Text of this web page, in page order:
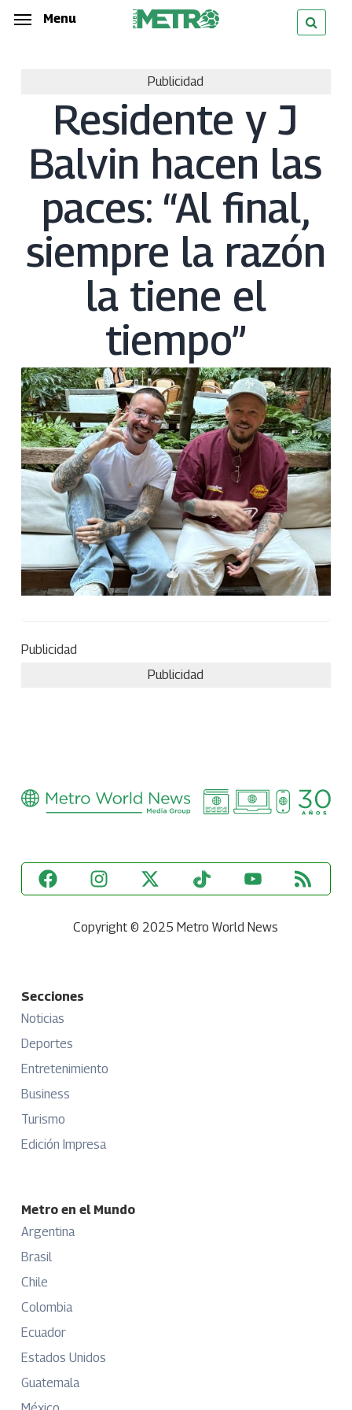
Skip
Menu
Publicidad
Residente y J
Balvin hacen las
paces: “Al final,
siempre la razón
la tiene el
tiempo”
Publicidad
Publicidad
Copyright © 2025 Metro World News
Secciones
Noticias
Deportes
Entretenimiento
Business
Turismo
Edición Impresa
Metro en el Mundo
Argentina
Brasil
Chile
Colombia
Ecuador
Estados Unidos
Guatemala
Menu